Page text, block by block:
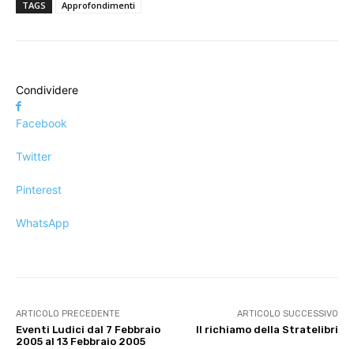
TAGS Approfondimenti
Condividere
Facebook
Twitter
Pinterest
WhatsApp
ARTICOLO PRECEDENTE
Eventi Ludici dal 7 Febbraio
2005 al 13 Febbraio 2005
ARTICOLO SUCCESSIVO
Il richiamo della Stratelibri